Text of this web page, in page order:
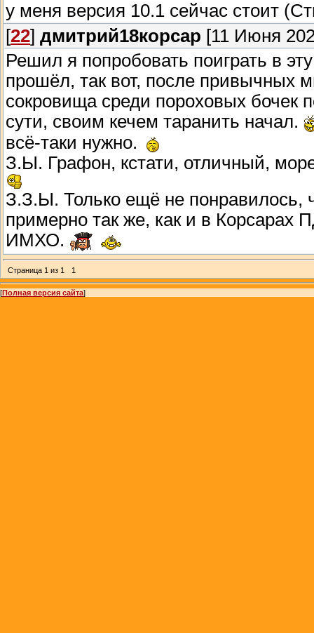
у меня версия 10.1 сейчас стоит
[22] дмитрий18корсар [11 Июня
Решил я попробовать поиграть в
прошёл, так вот, после привычных
сокровища среди пороховых бочек
сути, своим кечем таранить начал.
всё-таки нужно.
З.Ы. Графон, кстати, отличный,
З.З.Ы. Только ещё не понравилось,
примерно так же, как и в Корсарах
ИМХО.
Страница 1 из 1 1
[Полная версия сайта]